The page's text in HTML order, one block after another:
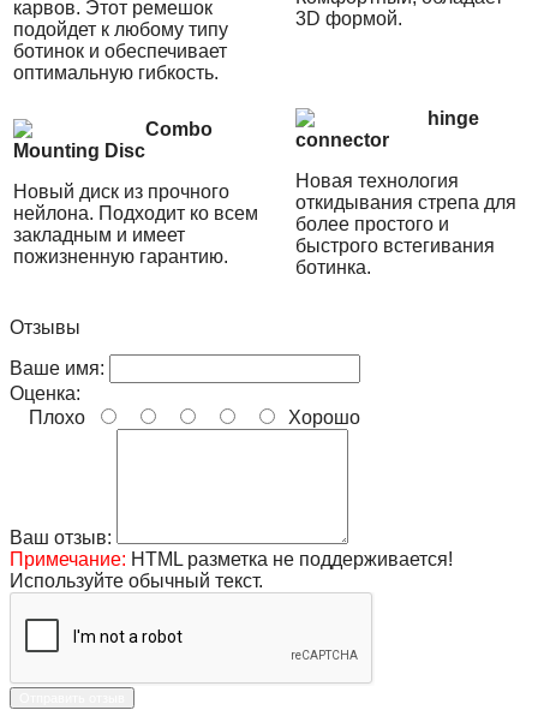
карвов. Этот ремешок
подойдет к любому типу
ботинок и обеспечивает
оптимальную гибкость.
3D формой.
Combo
Mounting Disc
Новый диск из прочного
нейлона. Подходит ко всем
закладным и имеет
пожизненную гарантию.
hinge
connector
Новая технология
откидывания стрепа для
более простого и
быстрого встегивания
ботинка.
Отзывы
Ваше имя:
Оценка:
Плохо
Хорошо
Ваш отзыв:
Примечание: HTML разметка не поддерживается!
Используйте обычный текст.